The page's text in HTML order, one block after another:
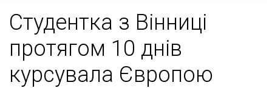
Студентка з Вінниці
протягом 10 днів
курсувала Європою